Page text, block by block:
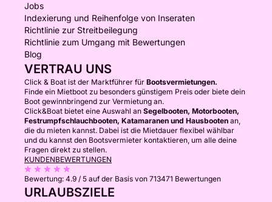
Jobs
Indexierung und Reihenfolge von Inseraten
Richtlinie zur Streitbeilegung
Richtlinie zum Umgang mit Bewertungen
Blog
VERTRAU UNS
Click & Boat ist der Marktführer für Bootsvermietungen.
Finde ein Mietboot zu besonders günstigem Preis oder biete dein
Boot gewinnbringend zur Vermietung an.
Click&Boat bietet eine Auswahl an Segelbooten, Motorbooten,
Festrumpfschlauchbooten, Katamaranen und Hausbooten an,
die du mieten kannst. Dabei ist die Mietdauer flexibel wählbar
und du kannst den Bootsvermieter kontaktieren, um alle deine
Fragen direkt zu stellen.
KUNDENBEWERTUNGEN
Bewertung: 4.9 / 5 auf der Basis von 713471 Bewertungen
URLAUBSZIELE